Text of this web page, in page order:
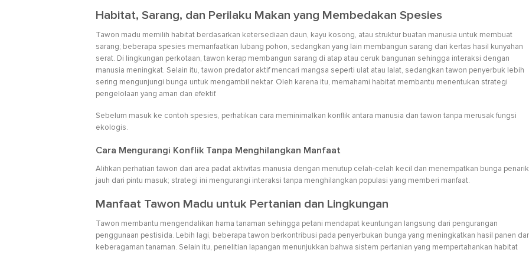
Habitat, Sarang, dan Perilaku Makan yang Membedakan Spesies
Tawon madu memilih habitat berdasarkan ketersediaan daun, kayu kosong, atau struktur buatan manusia untuk membuat
sarang; beberapa spesies memanfaatkan lubang pohon, sedangkan yang lain membangun sarang dari kertas hasil kunyahan
serat. Di lingkungan perkotaan, tawon kerap membangun sarang di atap atau ceruk bangunan sehingga interaksi dengan
manusia meningkat. Selain itu, tawon predator aktif mencari mangsa seperti ulat atau lalat, sedangkan tawon penyerbuk lebih
sering mengunjungi bunga untuk mengambil nektar. Oleh karena itu, memahami habitat membantu menentukan strategi
pengelolaan yang aman dan efektif.
Sebelum masuk ke contoh spesies, perhatikan cara meminimalkan konflik antara manusia dan tawon tanpa merusak fungsi
ekologis.
Cara Mengurangi Konflik Tanpa Menghilangkan Manfaat
Alihkan perhatian tawon dari area padat aktivitas manusia dengan menutup celah-celah kecil dan menempatkan bunga penarik
jauh dari pintu masuk; strategi ini mengurangi interaksi tanpa menghilangkan populasi yang memberi manfaat.
Manfaat Tawon Madu untuk Pertanian dan Lingkungan
Tawon membantu mengendalikan hama tanaman sehingga petani mendapat keuntungan langsung dari pengurangan
penggunaan pestisida. Lebih lagi, beberapa tawon berkontribusi pada penyerbukan bunga yang meningkatkan hasil panen
keberagaman tanaman. Selain itu, penelitian lapangan menunjukkan bahwa sistem pertanian yang mempertahankan habitat